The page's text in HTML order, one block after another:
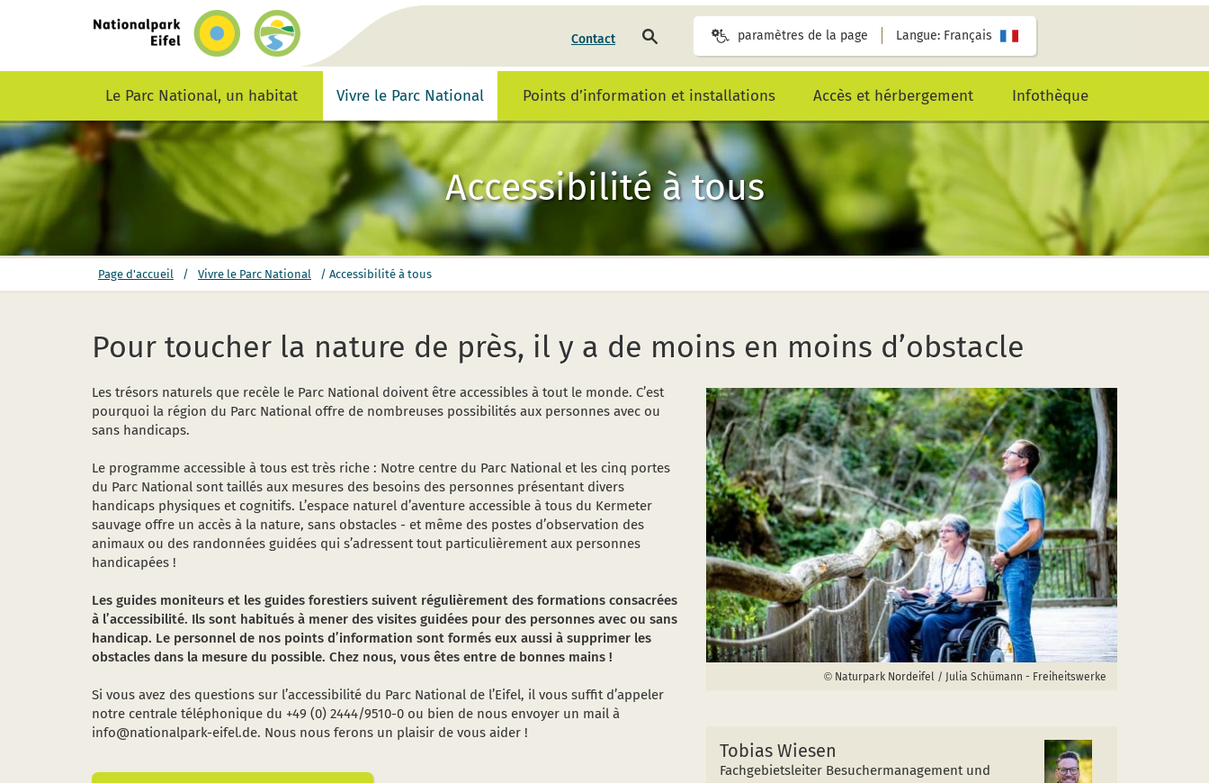
d’accueil
Contact
rechercher
page
paramètres de la page Langue: Français
Le Parc National, un habitat Vivre le Parc National Points d’information et installations Accès et hérbergement Infothèque
Accessibilité à tous
ici:
Page d'accueil / Vivre le Parc National / Accessibilité à tous
Pour toucher la nature de près, il y a de moins en moins d’obstacle
Les trésors naturels que recèle le Parc National doivent être accessibles à tout le monde. C’est
pourquoi la région du Parc National offre de nombreuses possibilités aux personnes avec ou
sans handicaps.
Le programme accessible à tous est très riche : Notre centre du Parc National et les cinq portes
du Parc National sont taillés aux mesures des besoins des personnes présentant divers
handicaps physiques et cognitifs. L’espace naturel d’aventure accessible à tous du Kermeter
sauvage offre un accès à la nature, sans obstacles - et même des postes d’observation des
animaux ou des randonnées guidées qui s’adressent tout particulièrement aux personnes
handicapées !
Les guides moniteurs et les guides forestiers suivent régulièrement des formations consacrées
à l’accessibilité. Ils sont habitués à mener des visites guidées pour des personnes avec ou sans
handicap. Le personnel de nos points d’information sont formés eux aussi à supprimer les
obstacles dans la mesure du possible. Chez nous, vous êtes entre de bonnes mains !
Si vous avez des questions sur l’accessibilité du Parc National de l’Eifel, il vous suffit d’appeler
notre centrale téléphonique du +49 (0) 2444/9510-0 ou bien de nous envoyer un mail à
info@nationalpark-eifel.de. Nous nous ferons un plaisir de vous aider !
Naturpark Nordeifel / Julia Schümann - Freiheitswerke
Tobias Wiesen
Fachgebietsleiter Besuchermanagement und